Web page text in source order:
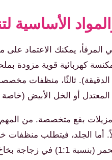
يمكنك الاعتماد على
مكنسة كهربائية قوية مزودة
ثالثًا، منظفات
أو الخل الأبيض
مزيلات بقع متخصصة. من
أما الجلد، فيتطلب منظفات
مزيج من الماء